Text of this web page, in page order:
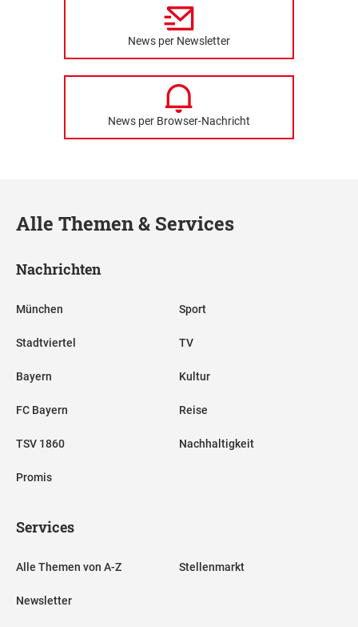
News per Newsletter
News per Browser-Nachricht
Alle Themen & Services
Nachrichten
München
Stadtviertel
Bayern
FC Bayern
TSV 1860
Promis
Sport
TV
Kultur
Reise
Nachhaltigkeit
Services
Alle Themen von A-Z
Newsletter
Stellenmarkt